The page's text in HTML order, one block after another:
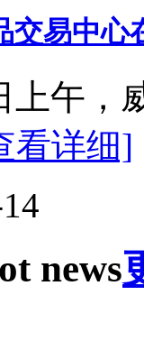
交易中
上午，
看详细]
news